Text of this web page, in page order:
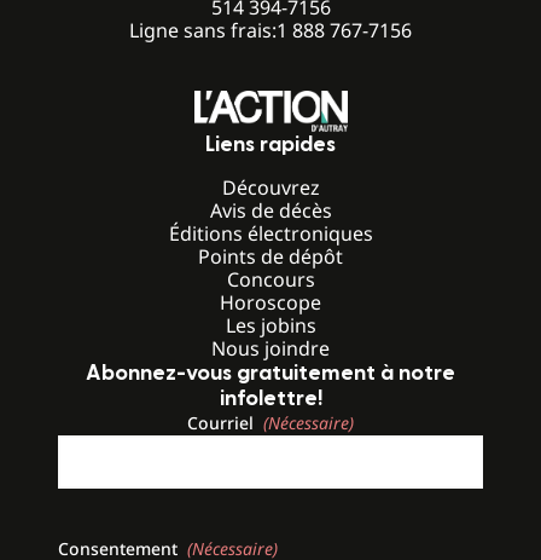
514 394-7156
Ligne sans frais:1 888 767-7156
Liens rapides
Découvrez
Avis de décès
Éditions électroniques
Points de dépôt
Concours
Horoscope
Les jobins
Nous joindre
Abonnez-vous gratuitement à notre
infolettre!
Courriel (Nécessaire)
Consentement (Nécessaire)